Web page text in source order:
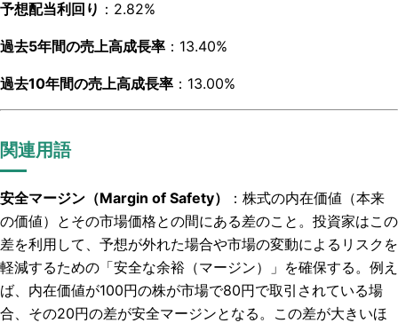
予想配当利回り ：2.82%
過去5年間の売上高成長率 ：13.40%
過去10年間の売上高成長率 ：13.00%
関連用語
安全マージン（Margin of Safety）
：株式の内在価値（本来
の価値）とその市場価格との間にある差のこと。投資家はこの
差を利用して、予想が外れた場合や市場の変動によるリスクを
軽減するための「安全な余裕（マージン）」を確保する。例え
ば、内在価値が100円の株が市場で80円で取引されている場
合、その20円の差が安全マージンとなる。この差が大きいほ